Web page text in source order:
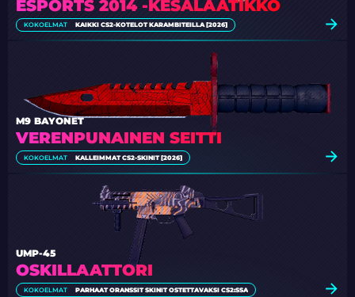
ESPORTS 2014 -KESÄLAATIKKO
KOKOELMAT KAIKKI CS2-KOTELOT KARAMBITEILLA [2026]
VERENPUNAINEN SEITTI
M9 BAYONET
KOKOELMAT KALLEIMMAT CS2-SKINIT [2026]
OSKILLAATTORI
UMP-45
KOKOELMAT PARHAAT ORANSSIT SKINIT OSTETTAVAKSI CS2:SSA